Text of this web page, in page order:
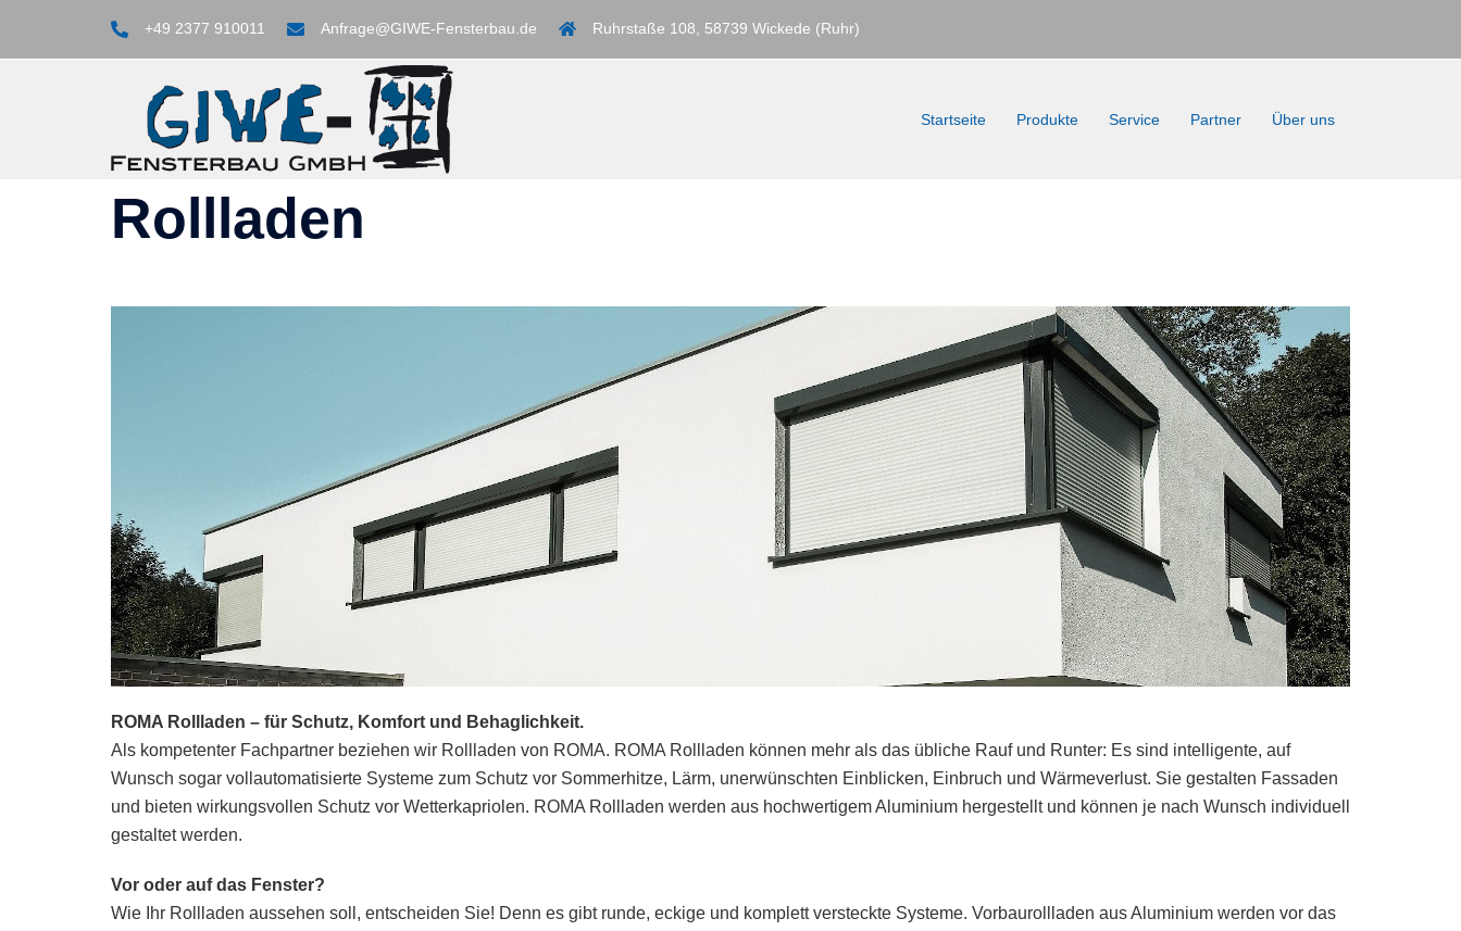
+49 2377 910011 Anfrage@GIWE-Fensterbau.de Ruhrstaße 108, 58739 Wickede (Ruhr)
Startseite Produkte Service Partner Über uns
Rollladen
ROMA Rollladen – für Schutz, Komfort und Behaglichkeit.
Als kompetenter Fachpartner beziehen wir Rollladen von ROMA. ROMA Rollladen können mehr als das übliche Rauf und Runter: Es sind intelligente, auf
Wunsch sogar vollautomatisierte Systeme zum Schutz vor Sommerhitze, Lärm, unerwünschten Einblicken, Einbruch und Wärmeverlust. Sie gestalten Fassaden
und bieten wirkungsvollen Schutz vor Wetterkapriolen. ROMA Rollladen werden aus hochwertigem Aluminium hergestellt und können je nach Wunsch individuell
gestaltet werden.
Vor oder auf das Fenster?
Wie Ihr Rollladen aussehen soll, entscheiden Sie! Denn es gibt runde, eckige und komplett versteckte Systeme. Vorbaurollladen aus Aluminium werden vor das